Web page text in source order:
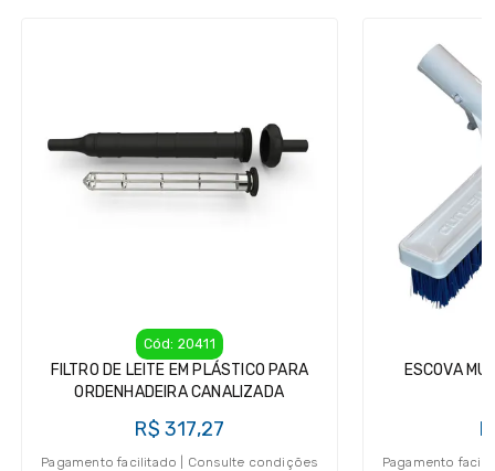
Cód: 20411
FILTRO DE LEITE EM PLÁSTICO PARA
ORDENHADEIRA CANALIZADA
R$ 317,27
Pagamento facilitado | Consulte condições
ESCOVA
Pagamento